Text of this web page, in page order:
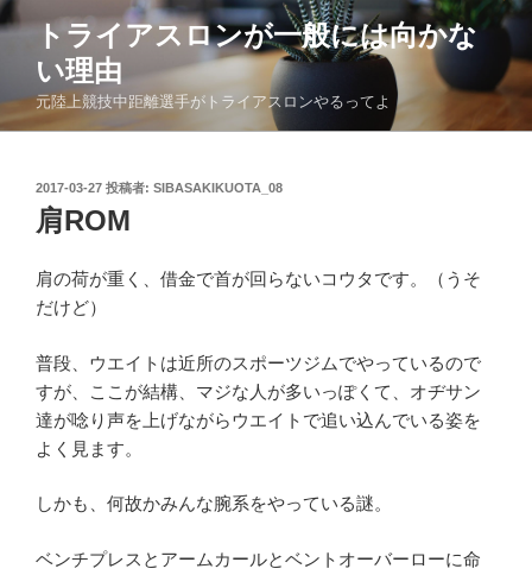
コ
ン
ツ
トライアスロンが一般には向かな
い理由
元陸上競技中距離選手がトライアスロンやるってよ
投
稿
日:
2017-03-27 投稿者: SIBASAKIKUOTA_08
肩ROM
肩の荷が重く、借金で首が回らないコウタです。（うそ
だけど）
普段、ウエイトは近所のスポーツジムでやっているので
すが、ここが結構、マジな人が多いっぽくて、オヂサン
達が唸り声を上げながらウエイトで追い込んでいる姿を
よく見ます。
しかも、何故かみんな腕系をやっている謎。
ベンチプレスとアームカールとベントオーバーローに命